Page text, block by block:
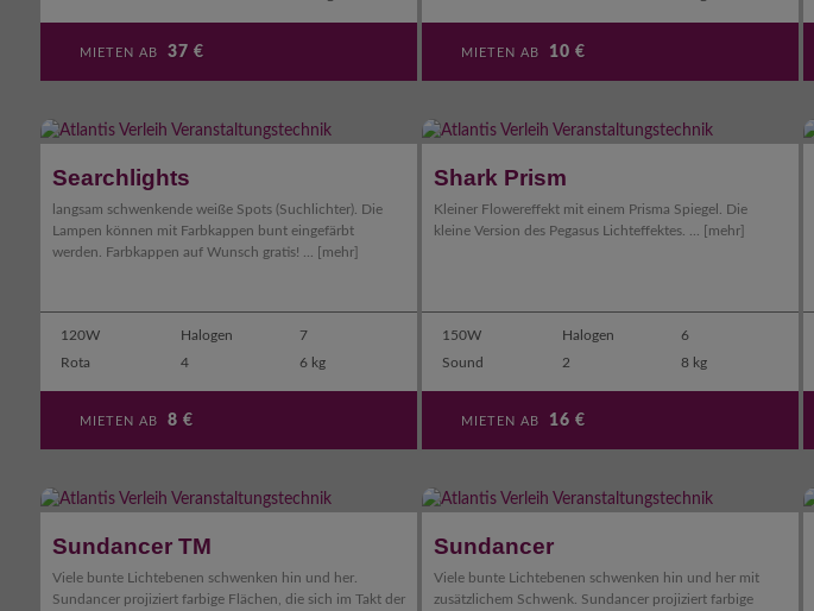
MIETEN AB37 € MIETEN AB 10 €
Searchlights
langsam schwenkende weiße Spots (Suchlichter). Die
Lampen können mit Farbkappen bunt eingefärbt
werden. Farbkappen auf Wunsch gratis! ...
[mehr]
120W Halogen
7
Rota
4 6 kg
MIETEN AB8 €
Shark Prism
Kleiner Flowereffekt mit einem Prisma Spiegel. Die
kleine Version des Pegasus Lichteffektes. ...
[mehr]
150W Halogen
6
Sound
2 8 kg
MIETEN AB 16 €
Sundancer TM
Viele bunte Lichtebenen schwenken hin und her.
Sundancer projiziert farbige Flächen, die sich im Takt der
Sundancer
Viele bunte Lichtebenen schwenken hin und her mit
zusätzlichem Schwenk. Sundancer projiziert farbige